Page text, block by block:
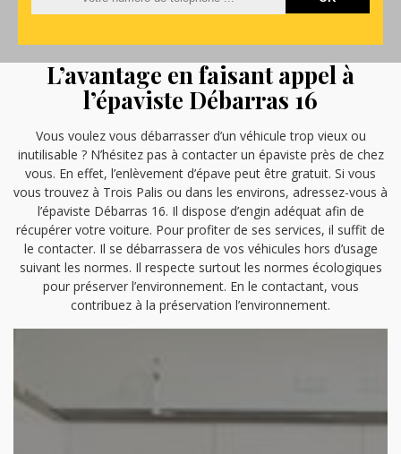
L’avantage en faisant appel à
l’épaviste Débarras 16
Vous voulez vous débarrasser d’un véhicule trop vieux ou
inutilisable ? N’hésitez pas à contacter un épaviste près de chez
vous. En effet, l’enlèvement d’épave peut être gratuit. Si vous
vous trouvez à Trois Palis ou dans les environs, adressez-vous à
l’épaviste Débarras 16. Il dispose d’engin adéquat afin de
récupérer votre voiture. Pour profiter de ses services, il suffit de
le contacter. Il se débarrassera de vos véhicules hors d’usage
suivant les normes. Il respecte surtout les normes écologiques
pour préserver l’environnement. En le contactant, vous
contribuez à la préservation l’environnement.